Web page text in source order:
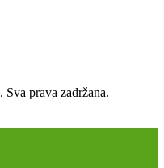
prava zadržana.